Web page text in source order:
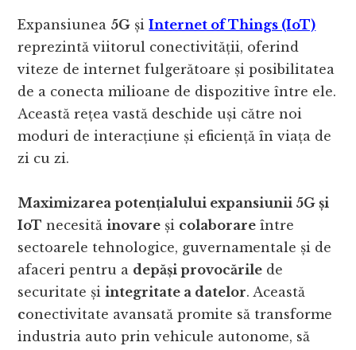
Expansiunea 5G șiInternet of Things (IoT)
reprezintă viitorul conectivității, oferind
viteze de internet fulgerătoare și posibilitatea
de a conecta milioane de dispozitive între ele.
Această rețea vastă deschide uși către noi
moduri de interacțiune și eficiență în viața de
zi cu zi.
Maximizarea potențialului expansiunii 5G și
IoT necesităinovare și colaborare între
sectoarele tehnologice, guvernamentale și de
afaceri pentru a depăși provocările de
securitate șiintegritate a datelor. Această
conectivitate avansată promite să transforme
industria auto prin vehicule autonome, să